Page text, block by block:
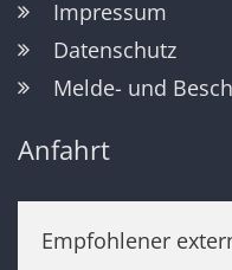
Impressum
Datenschutz
Melde- und
Anfahrt
Empfohlener